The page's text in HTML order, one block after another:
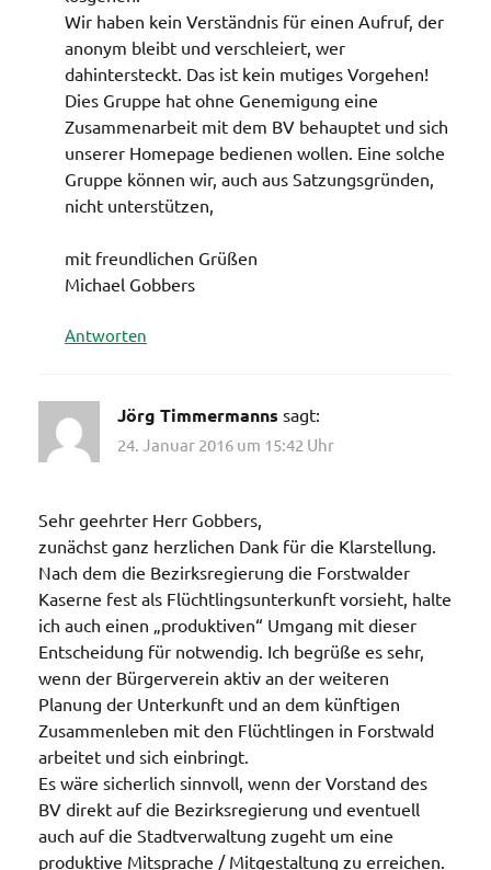
Wir haben kein Verständnis für einen Aufruf, der
anonym bleibt und verschleiert, wer
dahintersteckt. Das ist kein mutiges Vorgehen!
Dies Gruppe hat ohne Genemigung eine
Zusammenarbeit mit dem BV behauptet und sich
unserer Homepage bedienen wollen. Eine solche
Gruppe können wir, auch aus Satzungsgründen,
nicht unterstützen,
mit freundlichen Grüßen
Michael Gobbers
Antworten
Jörg Timmermanns sagt:
24. Januar 2016 um 15:42 Uhr
Sehr geehrter Herr Gobbers,
zunächst ganz herzlichen Dank für die Klarstellung.
Nach dem die Bezirksregierung die Forstwalder
Kaserne fest als Flüchtlingsunterkunft vorsieht, halte
ich auch einen „produktiven“ Umgang mit dieser
Entscheidung für notwendig. Ich begrüße es sehr,
wenn der Bürgerverein aktiv an der weiteren
Planung der Unterkunft und an dem künftigen
Zusammenleben mit den Flüchtlingen in Forstwald
arbeitet und sich einbringt.
Es wäre sicherlich sinnvoll, wenn der Vorstand des
BV direkt auf die Bezirksregierung und eventuell
auch auf die Stadtverwaltung zugeht um eine
produktive Mitsprache / Mitgestaltung zu erreichen.